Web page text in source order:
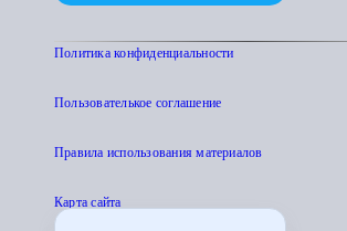
Политика конфиденциальности
Пользователькое соглашение
Правила использования материалов
Карта сайта